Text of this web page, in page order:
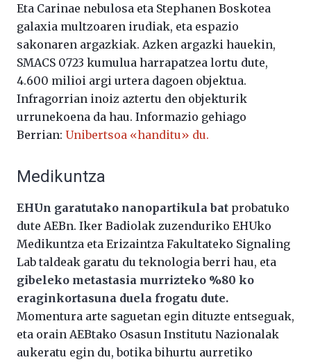
Eta Carinae nebulosa eta Stephanen Boskotea
galaxia multzoaren irudiak, eta espazio
sakonaren argazkiak. Azken argazki hauekin,
SMACS 0723 kumulua harrapatzea lortu dute,
4.600 milioi argi urtera dagoen objektua.
Infragorrian inoiz aztertu den objekturik
urrunekoena da hau. Informazio gehiago
Berrian: Unibertsoa «handitu» du.
Medikuntza
EHUn garatutako nanopartikula bat probatuko
dute AEBn. Iker Badiolak zuzenduriko EHUko
Medikuntza eta Erizaintza Fakultateko Signaling
Lab taldeak garatu du teknologia berri hau, eta
gibeleko metastasia murrizteko %80 ko
eraginkortasuna duela frogatu dute.
Momentura arte saguetan egin dituzte entseguak,
eta orain AEBtako Osasun Institutu Nazionalak
aukeratu egin du, botika bihurtu aurretiko